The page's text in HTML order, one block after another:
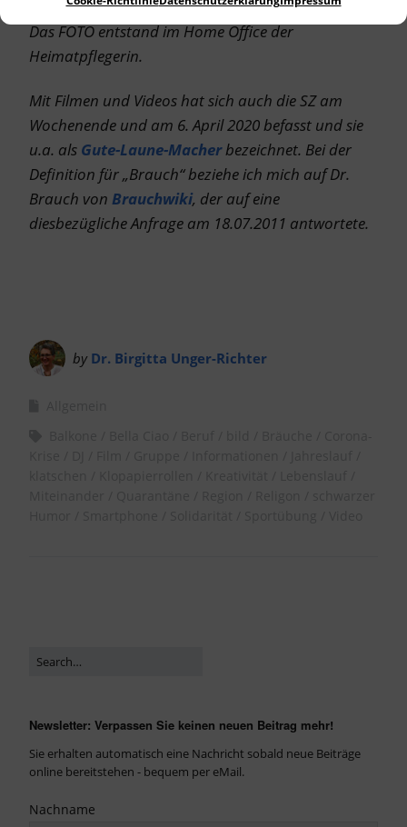
Das FOTO entstand im Home Office der
Heimatpflegerin.
Mit Filmen und Videos hat sich auch die SZ am
Wochenende und am 6. April 2020 befasst und sie
u.a. als Gute-Laune-Macherbezeichnet. Bei der
Definition für „Brauch“ beziehe ich mich auf Dr.
Brauch von Brauchwiki, der auf eine
diesbezügliche Anfrage am 18.07.2011 antwortete.
by Dr. Birgitta Unger-Richter
Newsletter: Verpassen Sie keinen neuen Beitrag mehr!
Sie erhalten automatisch eine Nachricht sobald neue Beiträge
online bereitstehen - bequem per eMail.
Nachname